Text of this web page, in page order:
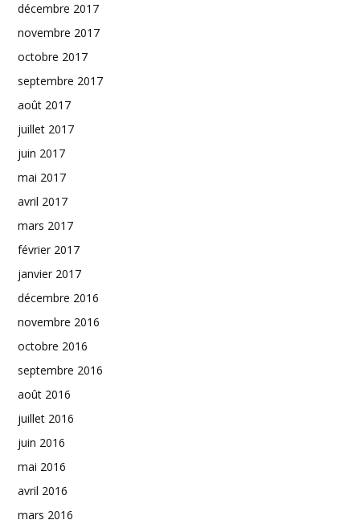
décembre 2017
novembre 2017
octobre 2017
septembre 2017
août 2017
juillet 2017
juin 2017
mai 2017
avril 2017
mars 2017
février 2017
janvier 2017
décembre 2016
novembre 2016
octobre 2016
septembre 2016
août 2016
juillet 2016
juin 2016
mai 2016
avril 2016
mars 2016